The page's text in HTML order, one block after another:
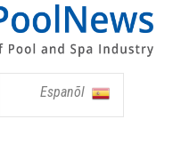
Espanõl